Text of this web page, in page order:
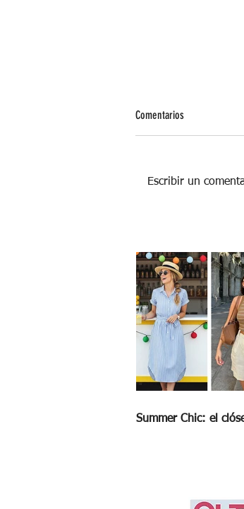
Comentarios
Escribir un
Summer Chic: el